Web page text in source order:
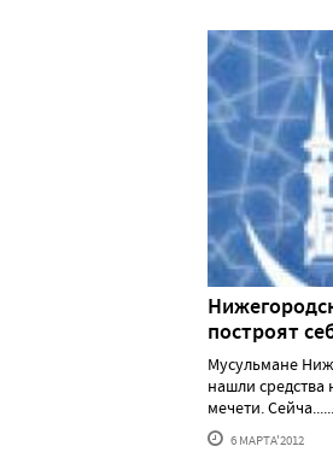
построят
Мусульмане
нашли средства
мечети. Сейча......
6 МАРТА'2012